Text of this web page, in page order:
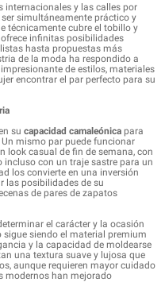
internacionales y las calles por
simultáneamente práctico y
técnicamente cubre el tobillo y
infinitas posibilidades
hasta propuestas más
de la moda ha respondido a
de estilos, materiales
encontrar el par perfecto para su
su capacidad camaleónica para
mismo par puede funcionar
look casual de fin de semana, con
con un traje sastre para un
los convierte en una inversión
las posibilidades de su
de pares de zapatos
el carácter y la ocasión
siendo el material premium
y la capacidad de moldearse
una textura suave y lujosa que
aunque requieren mayor cuidado
modernos han mejorado